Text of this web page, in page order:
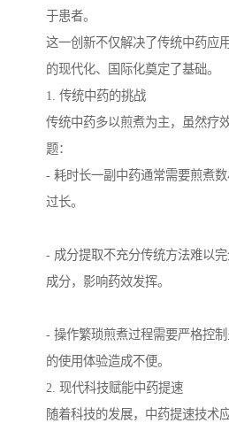
于患者。
这一创新不仅解决了传统中药应
的现代化、国际化奠定了基础。
1. 传统中药的挑战
传统中药多以煎煮为主，虽然疗
题：
- 耗时长一副中药通常需要煎煮
过长。
- 成分提取不充分传统方法难以
成分，影响药效发挥。
- 操作繁琐煎煮过程需要严格控
的使用体验造成不便。
2. 现代科技赋能中药提速
随着科技的发展，中药提速技术